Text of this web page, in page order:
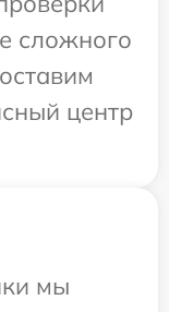
сложного
центр
мы